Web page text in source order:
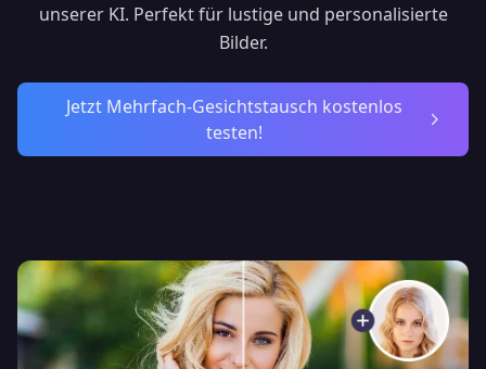
unserer KI. Perfekt für lustige und personalisierte
Bilder.
Jetzt Mehrfach-Gesichtstausch kostenlos
testen!